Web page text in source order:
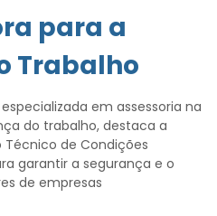
para a
Trabalho
em assessoria na
do trabalho, destaca a
Técnico de Condições
garantir a segurança e o
de empresas